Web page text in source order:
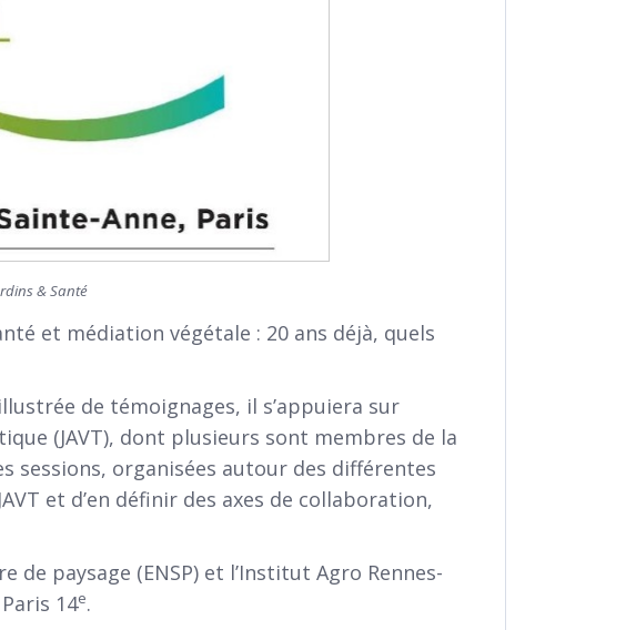
& Santé
et médiation végétale : 20 ans déjà, quels
de témoignages, il s’appuiera sur
(JAVT), dont plusieurs sont membres de la
sessions, organisées autour des différentes
et d’en définir des axes de collaboration,
paysage (ENSP) et l’Institut Agro Rennes-
14e.